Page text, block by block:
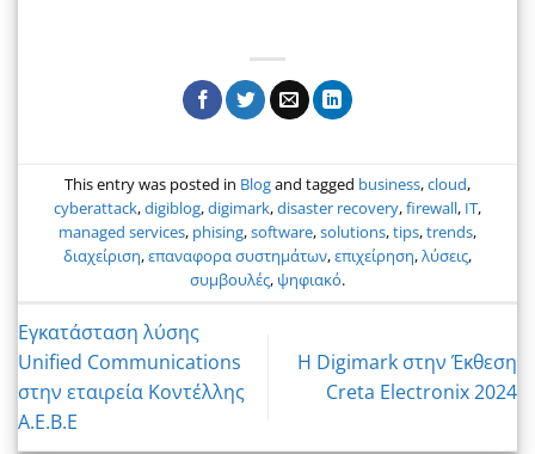
This entry was posted in Blogand tagged business,cloud,
cyberattack,digiblog,digimark,disaster recovery,firewall, IT,
managed services, phising,software,solutions,tips,trends,
διαχείριση,επαναφορα συστημάτων,επιχείρηση,λύσεις,
συμβουλές, ψηφιακό.
Εγκατάσταση λύσης
Unified Communications
στην εταιρεία Κοντέλλης
Α.Ε.Β.Ε
Η Digimark στην Έκθεση
Creta Electronix 2024